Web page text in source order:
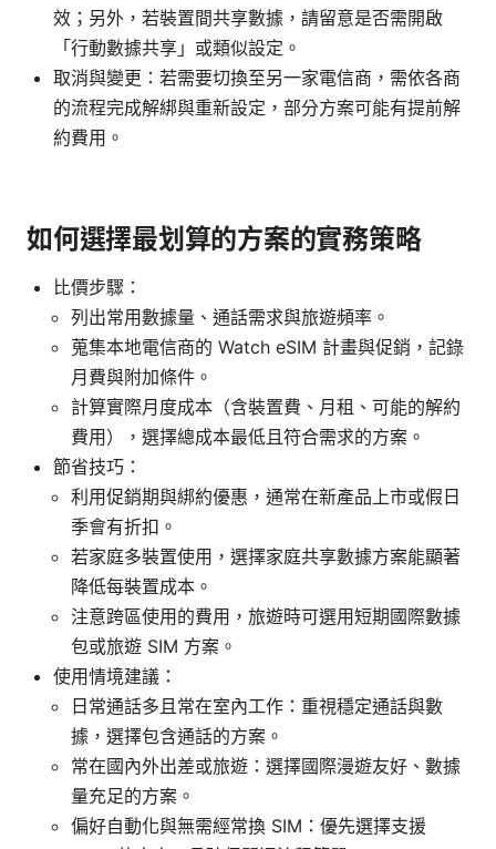
效；另外，若裝置間共享數據，請留意是否需開啟
「行動數據共享」或類似設定。
取消與變更：若需要切換至另一家電信商，需依各商
的流程完成解綁與重新設定，部分方案可能有提前解
約費用。
如何選擇最划算的方案的實務策略
比價步驟：
列出常用數據量、通話需求與旅遊頻率。
蒐集本地電信商的 Watch eSIM 計畫與促銷，記錄
月費與附加條件。
計算實際月度成本（含裝置費、月租、可能的解約
費用），選擇總成本最低且符合需求的方案。
節省技巧：
利用促銷期與綁約優惠，通常在新產品上市或假日
季會有折扣。
若家庭多裝置使用，選擇家庭共享數據方案能顯著
降低每裝置成本。
注意跨區使用的費用，旅遊時可選用短期國際數據
包或旅遊 SIM 方案。
使用情境建議：
日常通話多且常在室內工作：重視穩定通話與數
據，選擇包含通話的方案。
常在國內外出差或旅遊：選擇國際漫遊友好、數據
量充足的方案。
偏好自動化與無需經常換 SIM：優先選擇支援